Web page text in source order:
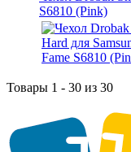
S6810 (Pink)
Товары 1 - 30 из 30